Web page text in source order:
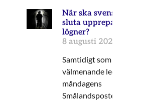
När ska svensk media
sluta upprepa Hamas
lögner?
8 augusti 2024
Samtidigt som den
välmenande ledaren i
måndagens
Smålandsposten tydligt